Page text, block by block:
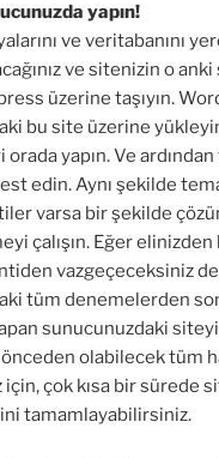
yapın!
ve veritabanını
ve sitenizin o
üzerine taşıyın.
bu site üzerine
yapın. Ve
edin. Aynı şekilde
varsa bir şekilde
çalışın. Eğer
vazgeçeceksiniz
tüm denemelerden
sunucunuzdaki siteyi
olabilecek tüm
için, çok kısa bir sürede
tamamlayabilirsiniz.